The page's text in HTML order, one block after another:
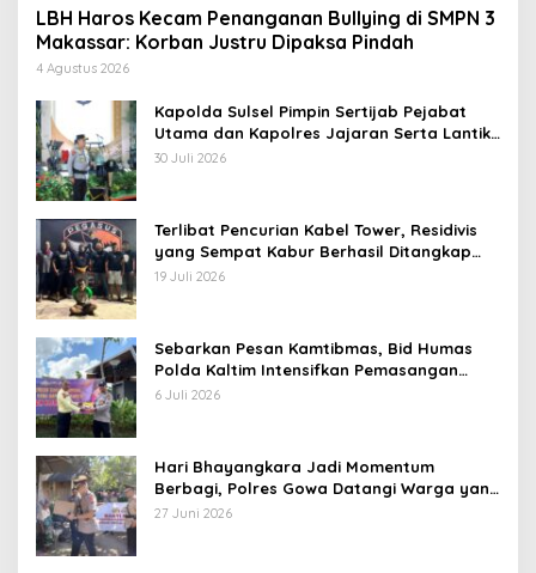
LBH Haros Kecam Penanganan Bullying di SMPN 3
Makassar: Korban Justru Dipaksa Pindah
4 Agustus 2026
Kapolda Sulsel Pimpin Sertijab Pejabat
Utama dan Kapolres Jajaran Serta Lantik
Karolog dan Kapolresta Gowa
30 Juli 2026
Terlibat Pencurian Kabel Tower, Residivis
yang Sempat Kabur Berhasil Ditangkap
Tim Gabungan di Jeneponto
19 Juli 2026
Sebarkan Pesan Kamtibmas, Bid Humas
Polda Kaltim Intensifkan Pemasangan
Spanduk serta Pembagian Stiker
6 Juli 2026
Hari Bhayangkara Jadi Momentum
Berbagi, Polres Gowa Datangi Warga yang
Membutuhkan
27 Juni 2026